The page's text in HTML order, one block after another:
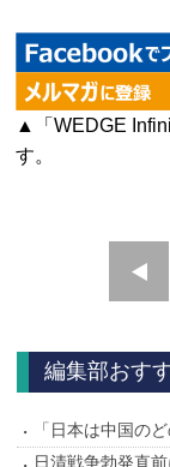
▲「WEDGE
す。
編集部おす
「日本は中国の
日清戦争勃発直